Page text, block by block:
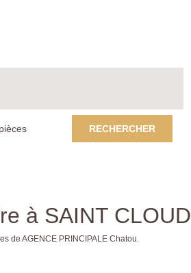
RECHERCHER
à SAINT CLOUD
de AGENCE PRINCIPALE Chatou.